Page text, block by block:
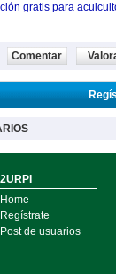
gratis para
Comentar
2URPI
Home
Regístrate
Post de usuarios